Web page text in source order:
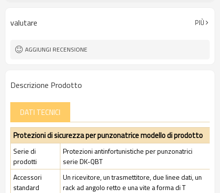
Spina di interfaccia Dotato di connettore M8
valutare PIÙ
AGGIUNGI RECENSIONE
Descrizione Prodotto
DATI TECNICI
Protezioni di sicurezza per punzonatrice modello di prodotto
Serie di
prodotti
Protezioni antinfortunistiche per punzonatrici
serie DK-QBT
Accessori
standard
Un ricevitore, un trasmettitore, due linee dati, un
rack ad angolo retto e una vite a forma di T